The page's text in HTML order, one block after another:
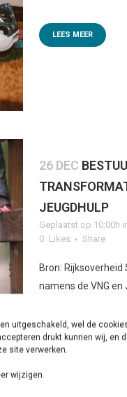
uitgeschakeld, wel de
drukt kunnen wij, en
site verwerken.
wijzigen.
LEES MEER
26 DEC
JEUGDHULP
Geplaatst op 10:00h
0 Likes Share
Bron:
namens de VNG
Leon Meijer
LEES MEER